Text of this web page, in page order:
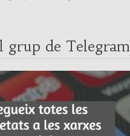
grup de Telegram